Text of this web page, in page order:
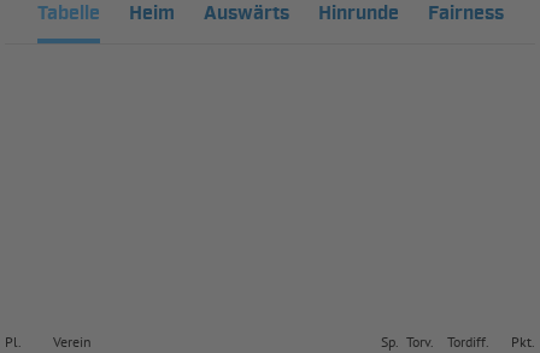
Tabelle Heim Auswärts Hinrunde Fairness
Pl. Verein Sp. Torv. Tordiff. Pkt.